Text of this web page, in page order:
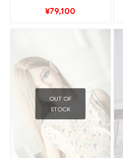
¥79,100
OUT OF
STOCK